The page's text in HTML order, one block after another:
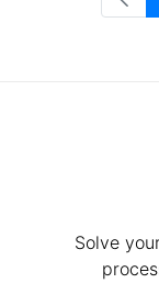
Solve